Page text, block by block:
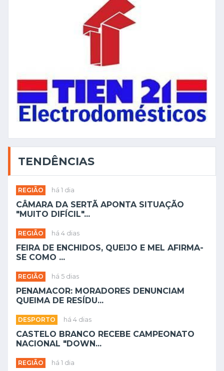
TENDÊNCIAS
REGIÃO há 1 dia
CÂMARA DA SERTÃ APONTA SITUAÇÃO
"MUITO DIFÍCIL"...
REGIÃO há 4 dias
FEIRA DE ENCHIDOS, QUEIJO E MEL AFIRMA-
SE COMO ...
REGIÃO há 5 dias
PENAMACOR: MORADORES DENUNCIAM
QUEIMA DE RESÍDU...
DESPORTO há 4 dias
CASTELO BRANCO RECEBE CAMPEONATO
NACIONAL "DOWN...
REGIÃO há 1 dia